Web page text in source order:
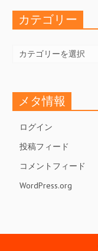
カテゴリー
ゴ
メタ情報
ログイン
投稿フィード
コメントフィード
WordPress.org